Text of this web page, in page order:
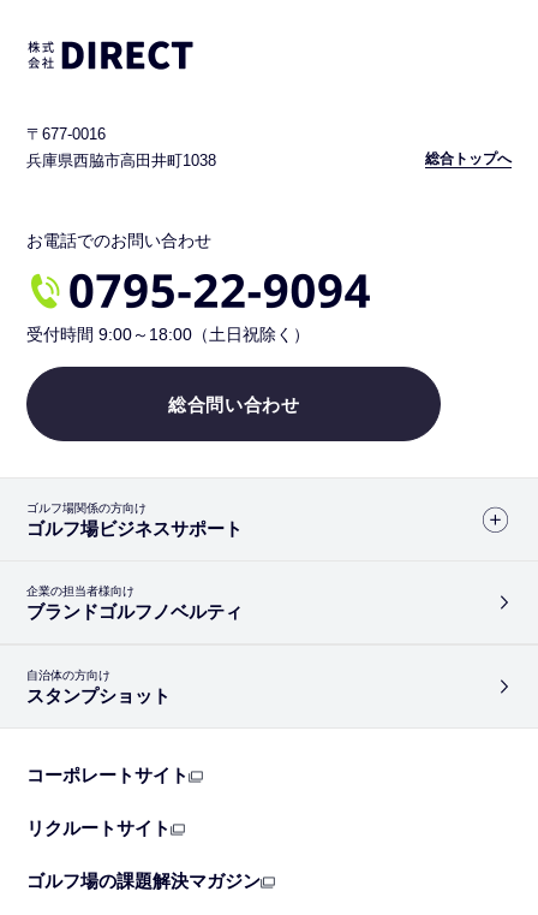
〒677-0016
兵庫県西脇市高田井町1038
総合トップへ
お電話でのお問い合わせ
受付時間 9:00～18:00（土日祝除く）
総合問い合わせ
ゴルフ場関係の方向け
ゴルフ場ビジネスサポート
企業の担当者様向け
ブランドゴルフノベルティ
自治体の方向け
スタンプショット
コーポレートサイト
リクルートサイト
ゴルフ場の課題解決マガジン